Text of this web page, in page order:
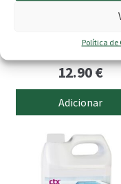
Política de
All-in One tablete
Balde 1kg
12.90€
Adicionar